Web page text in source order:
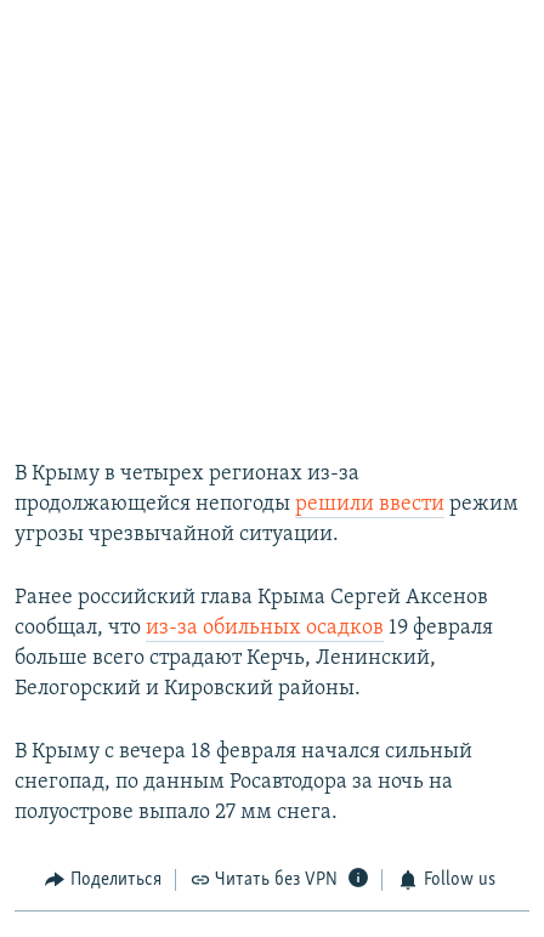
В Крыму в четырех регионах из-за
продолжающейся непогоды решили ввести режим
угрозы чрезвычайной ситуации.
Ранее российский глава Крыма Сергей Аксенов
сообщал, что из-за обильных осадков 19 февраля
больше всего страдают Керчь, Ленинский,
Белогорский и Кировский районы.
В Крыму с вечера 18 февраля начался сильный
снегопад, по данным Росавтодора за ночь на
полуострове выпало 27 мм снега.
Поделиться Читать без VPN Follow us